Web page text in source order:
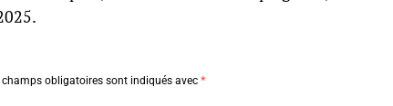
champs obligatoires sont indiqués avec *